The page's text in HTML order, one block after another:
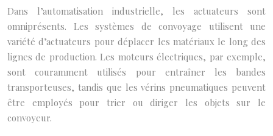
Dans l’automatisation industrielle, les actuateurs sont
omniprésents. Les systèmes de convoyage utilisent une
variété d’actuateurs pour déplacer les matériaux le long des
lignes de production. Les moteurs électriques, par exemple,
sont couramment utilisés pour entraîner les bandes
transporteuses, tandis que les vérins pneumatiques peuvent
être employés pour trier ou diriger les objets sur le
convoyeur.